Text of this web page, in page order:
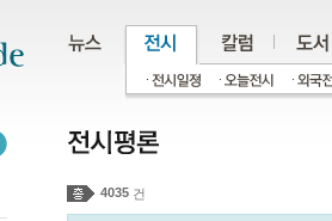
4035 건